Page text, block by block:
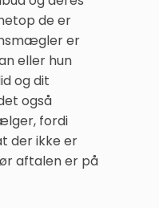
de er
er
eller hun
og dit
også
fordi
der ikke er
aftalen er på